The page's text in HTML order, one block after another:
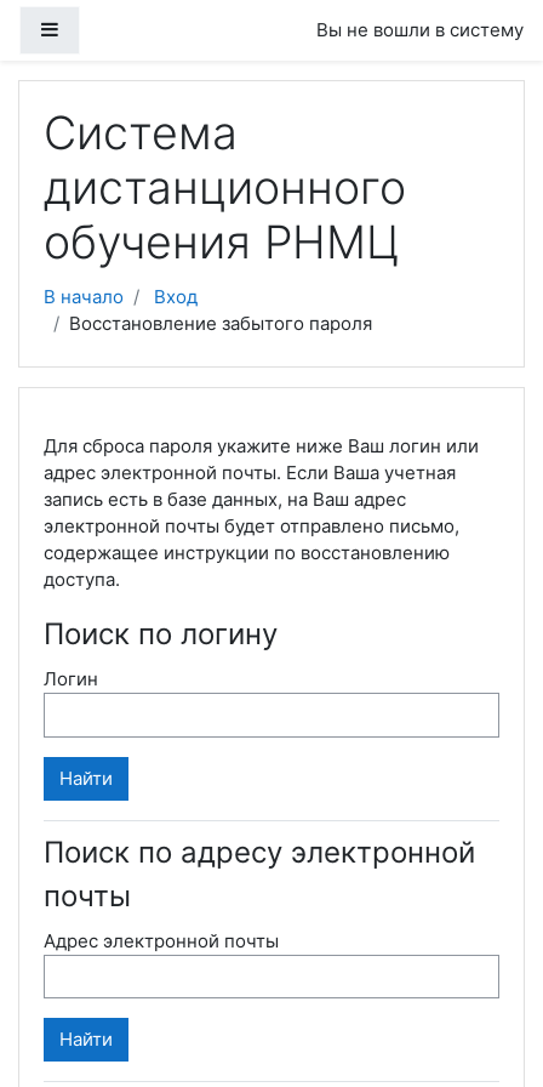
Вы не вошли в систему
Система
дистанционного
обучения РНМЦ
В начало
Вход
Восстановление забытого пароля
Для сброса пароля укажите ниже Ваш логин или
адрес электронной почты. Если Ваша учетная
запись есть в базе данных, на Ваш адрес
электронной почты будет отправлено письмо,
содержащее инструкции по восстановлению
доступа.
Поиск по логину
Логин
Поиск по адресу электронной
почты
Адрес электронной почты